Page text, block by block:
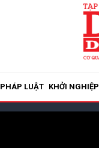
PHÁP LUẬT KHỞI NGHIỆP